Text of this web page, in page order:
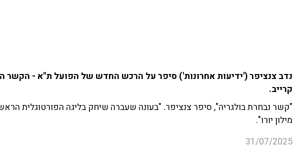
נדב צנציפר ('ידיעות אחרונות') סיפר על הרכש החדש של הפועל ת''א - הקשר
קרייב.
"קשר נבחרת בולגריה", סיפר צנציפר. "בעונה שעברה שיחק בליגה הפורטוגלית
מילון יורו".
31/07/2025